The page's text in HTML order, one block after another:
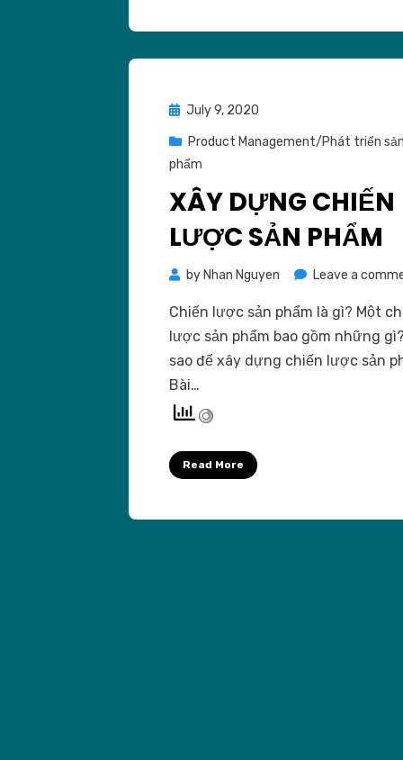
Posted
July 9, 2020
Product Management/Phát triển sản
phẩm
XÂY DỰNG CHIẾN
LƯỢC SẢN PHẨM
by Nhan Nguyen Leave a
Chiến lược sản phẩm là gì? Một
lược sản phẩm bao gồm những
sao để xây dựng chiến lược sản
Bài…
Read More